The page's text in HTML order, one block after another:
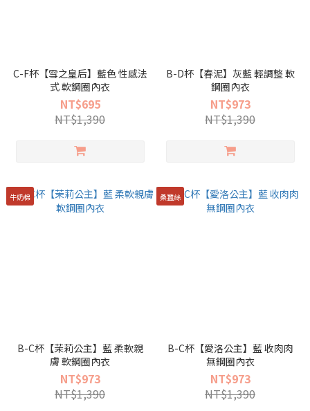
C-F杯【雪之皇后】藍色 性感法
式 軟鋼圈內衣
NT$695
NT$1,390
B-D杯【春泥】灰藍 輕調整 軟
鋼圈內衣
NT$973
NT$1,390
牛奶棉
B-C杯【茉莉公主】藍 柔軟親
膚 軟鋼圈內衣
NT$973
NT$1,390
桑蠶絲
B-C杯【愛洛公主】藍 收肉肉
無鋼圈內衣
NT$973
NT$1,390